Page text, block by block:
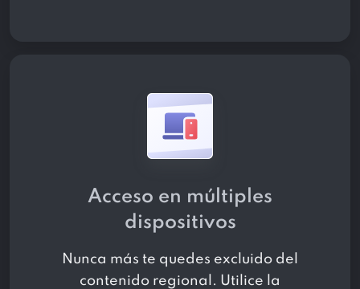
Acceso en múltiples
dispositivos
Nunca más te quedes excluido del
contenido regional. Utilice la